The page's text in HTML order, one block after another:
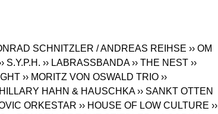
SCHNITZLER / ANDREAS REIHSE ›› OM
S.Y.P.H. ›› LABRASSBANDA ›› THE NEST ››
›› MORITZ VON OSWALD TRIO ››
HILLARY HAHN & HAUSCHKA ›› SANKT OTTEN
ORKESTAR ›› HOUSE OF LOW CULTURE ››